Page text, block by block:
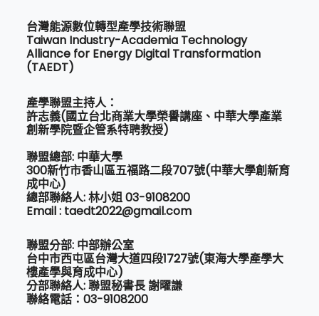
台灣能源數位轉型產學技術聯盟
Taiwan Industry-Academia Technology
Alliance for Energy Digital Transformation
(TAEDT)
產學聯盟主持人：
許志義(國立台北商業大學榮譽講座、中華大學產業
創新學院暨企管系特聘教授)
聯盟總部: 中華大學
300新竹市香山區五福路二段707號(中華大學創新育
成中心)
總部聯絡人: 林小姐 03-9108200
Email : taedt2022@gmail.com
聯盟分部: 中部辦公室
台中市西屯區台灣大道四段1727號(東海大學產學大
樓產學與育成中心)
分部聯絡人: 聯盟秘書長 謝曜謙
聯絡電話：03-9108200